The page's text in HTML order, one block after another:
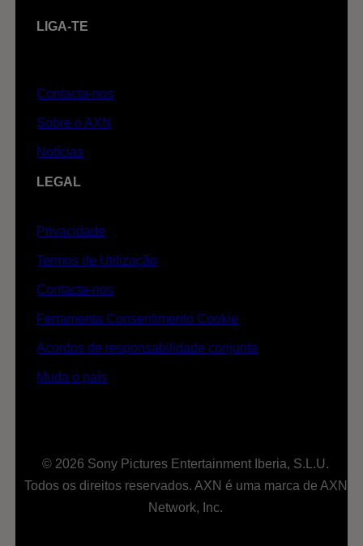
LIGA-TE
Contacta-nos
Sobre o AXN
Notícias
LEGAL
Privacidade
Termos de Utilização
Contacta-nos
Ferramenta Consentimento Cookie
Acordos de responsabilidade conjunta
Muda o país
© 2026 Sony Pictures Entertainment Iberia, S.L.U.
Todos os direitos reservados. AXN é uma marca de AXN
Network, Inc.